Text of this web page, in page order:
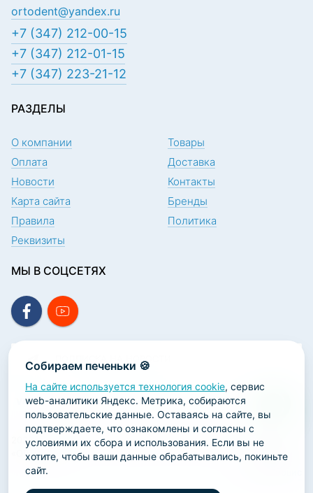
Собираем печеньки 🍪
На сайте используется технология cookie, сервис
web-аналитики Яндекс. Метрика, собираются
пользовательские данные. Оставаясь на сайте, вы
подтверждаете, что ознакомлены и согласны с
условиями их сбора и использования. Если вы не
хотите, чтобы ваши данные обрабатывались, покиньте
сайт.
ortodent@yandex.ru
+7 (347) 212-00-15
+7 (347) 212-01-15
+7 (347) 223-21-12
РАЗДЕЛЫ
О компании
Товары
Оплата
Доставка
Новости
Контакты
Карта сайта
Бренды
Правила
Политика
Реквизиты
МЫ В СОЦСЕТЯХ
ПОДПИСКА НА НОВОСТИ
2026 ООО «Научно-производственная лаборатория
«ОРТОДЕНТ»